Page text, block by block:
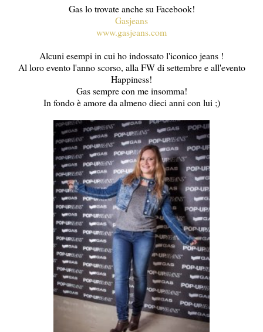
Gas lo trovate anche su Facebook!
Gasjeans
www.gasjeans.com
Alcuni esempi in cui ho indossato l'iconico jeans !
Al loro evento l'anno scorso, alla FW di settembre e all'evento
Happiness!
Gas sempre con me insomma!
In fondo è amore da almeno dieci anni con lui ;)